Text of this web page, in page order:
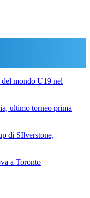
mondo U19 nel
ultimo torneo prima
di SIlverstone,
a Toronto